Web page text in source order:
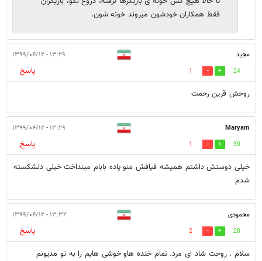
فقط همکاران خودشون میروند خونه شون.
مجید ۱۳:۲۹ - ۱۳۹۹/۰۴/۱۲
24
1
پاسخ
روحش قرین رحمت
Maryam ۱۳:۲۹ - ۱۳۹۹/۰۴/۱۲
30
1
پاسخ
خیلی دوستش داشتم همیشه قیافش منو یاده بابام مینداخت خیلی دلشکسته
شدم
محمودی ۱۳:۳۲ - ۱۳۹۹/۰۴/۱۲
28
2
پاسخ
سلام . روحت شاد ای مرد. تمام خنده هاو خوشی هایم را به تو مدیونم